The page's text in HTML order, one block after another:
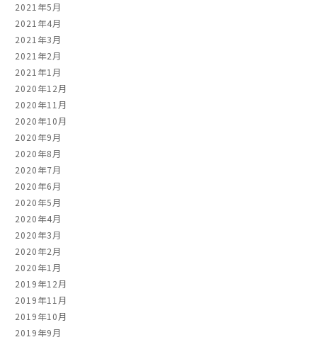
2021年5月
2021年4月
2021年3月
2021年2月
2021年1月
2020年12月
2020年11月
2020年10月
2020年9月
2020年8月
2020年7月
2020年6月
2020年5月
2020年4月
2020年3月
2020年2月
2020年1月
2019年12月
2019年11月
2019年10月
2019年9月